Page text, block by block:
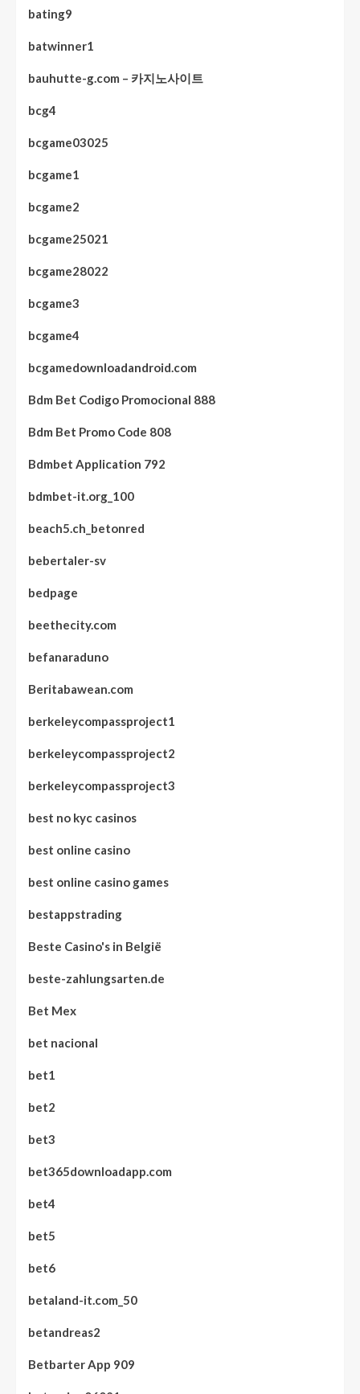
bating9
batwinner1
bauhutte-g.com – 카지노사이트
bcg4
bcgame03025
bcgame1
bcgame2
bcgame25021
bcgame28022
bcgame3
bcgame4
bcgamedownloadandroid.com
Bdm Bet Codigo Promocional 888
Bdm Bet Promo Code 808
Bdmbet Application 792
bdmbet-it.org_100
beach5.ch_betonred
bebertaler-sv
bedpage
beethecity.com
befanaraduno
Beritabawean.com
berkeleycompassproject1
berkeleycompassproject2
berkeleycompassproject3
best no kyc casinos
best online casino
best online casino games
bestappstrading
Beste Casino's in België
beste-zahlungsarten.de
Bet Mex
bet nacional
bet1
bet2
bet3
bet365downloadapp.com
bet4
bet5
bet6
betaland-it.com_50
betandreas2
Betbarter App 909